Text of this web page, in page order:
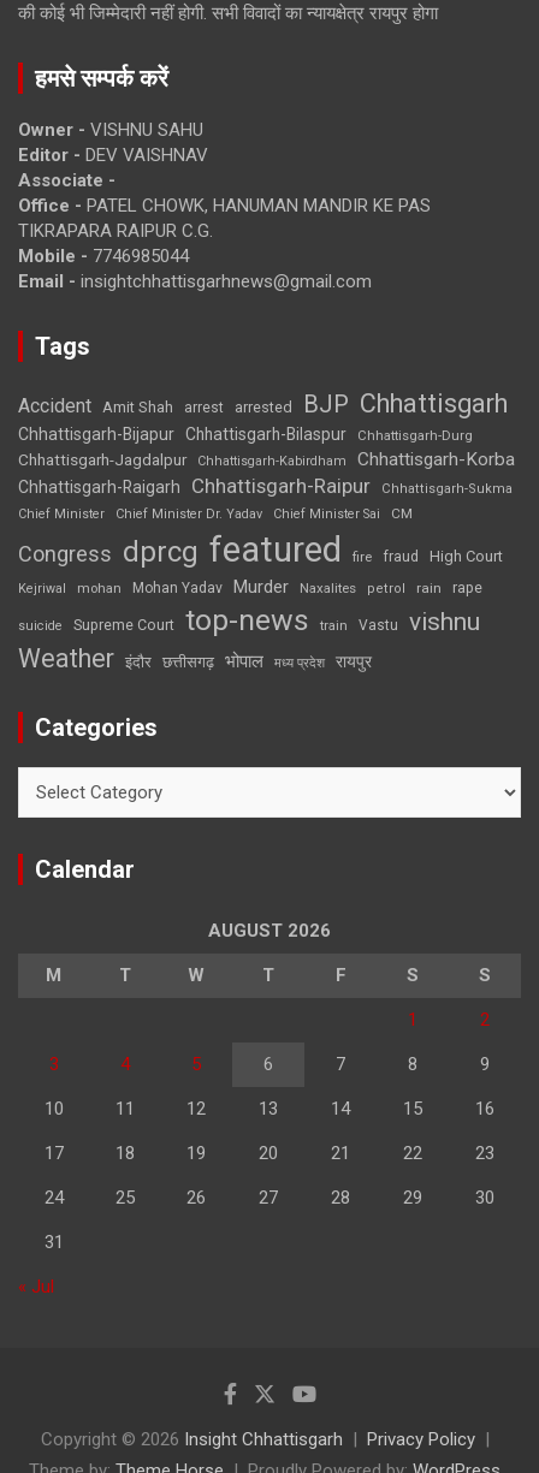
की कोई भी जिम्मेदारी नहीं होगी. सभी विवादों का न्यायक्षेत्र रायपुर होगा
हमसे सम्पर्क करें
Owner - VISHNU SAHU
Editor - DEV VAISHNAV
Associate -
Office - PATEL CHOWK, HANUMAN MANDIR KE PAS
TIKRAPARA RAIPUR C.G.
Mobile - 7746985044
Email - insightchhattisgarhnews@gmail.com
Tags
Accident Amit Shah arrest arrested BJP Chhattisgarh
Chhattisgarh-Bijapur Chhattisgarh-Bilaspur Chhattisgarh-Durg
Chhattisgarh-Jagdalpur Chhattisgarh-Kabirdham Chhattisgarh-Korba
Chhattisgarh-Raigarh Chhattisgarh-Raipur
Chhattisgarh-Sukma
Chief Minister
Chief Minister Dr. Yadav Chief Minister Sai CM
Congress dprcg featured fire fraud High Court
Kejriwal mohan Mohan Yadav Murder Naxalites petrol rain rape
suicide Supreme Court top-news train Vastu vishnu
Weather इंदौर छत्तीसगढ़ भोपाल मध्य प्रदेश रायपुर
Categories
Calendar
AUGUST 2026
M T W T F S S
1 2
3 4 5 6 7 8 9
10 11 12 13 14 15 16
17 18 19 20 21 22 23
24 25 26 27 28 29 30
31
« Jul
Copyright © 2026 Insight Chhattisgarh
Privacy Policy